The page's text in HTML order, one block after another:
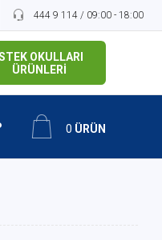
444 9 114 / 09:00 - 18:00
OKULLARI
ÜRÜNLERİ
0 ÜRÜN